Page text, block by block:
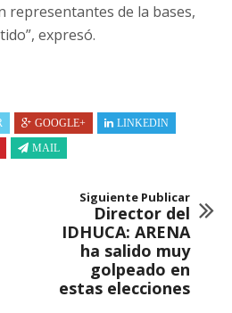
representantes de la bases,
expresó.
GOOGLE+
LINKEDIN
MAIL
Siguiente Publicar
Director del
IDHUCA: ARENA
ha salido muy
golpeado en
estas elecciones